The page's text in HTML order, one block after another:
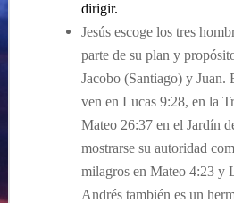
dirigir.
Jesús escoge los tres
parte de su plan y
Jacobo (Santiago) y Juan.
ven en Lucas 9:28, en la
Mateo 26:37 en el Jardín
mostrarse su autoridad
milagros en Mateo 4:23 y
Andrés también es un